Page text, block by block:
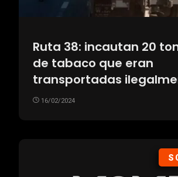
Ruta 38: incautan 20
de tabaco que eran
transportadas
16/02/2024